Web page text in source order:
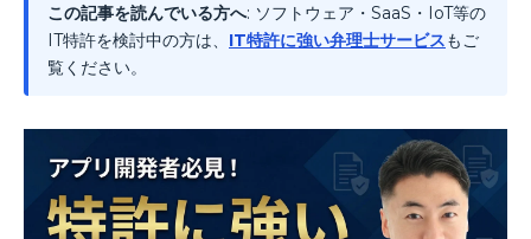
この記事を読んでいる方へ: ソフトウェア・SaaS・IoT等の
IT特許を検討中の方は、 IT特許に強い弁理士サービスもご
覧ください。